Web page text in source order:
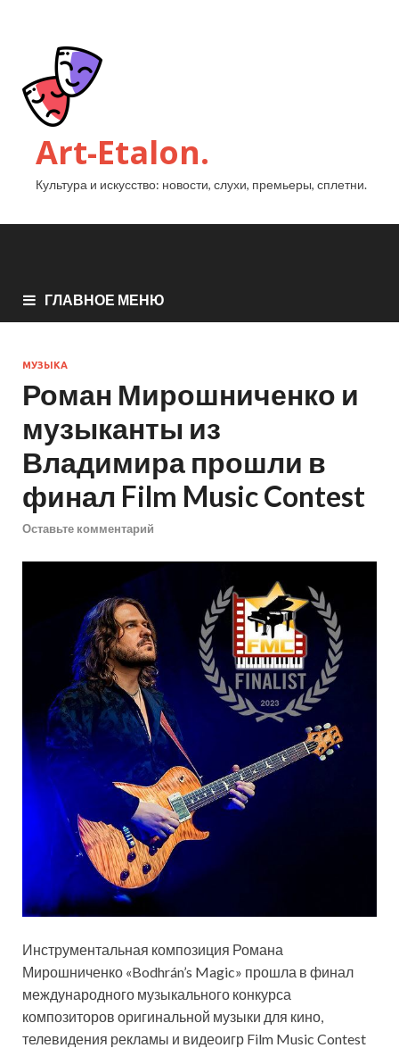
Art-Etalon.
Культура и искусство: новости, слухи, премьеры, сплетни.
ГЛАВНОЕ МЕНЮ
МУЗЫКА
Роман Мирошниченко и
музыканты из
Владимира прошли в
финал Film Music Contest
Оставьте комментарий
Инструментальная композиция Романа
Мирошниченко «Bodhrán’s Magic» прошла в финал
международного музыкального конкурса
композиторов оригинальной музыки для кино,
телевидения рекламы и видеоигр Film Music Contest